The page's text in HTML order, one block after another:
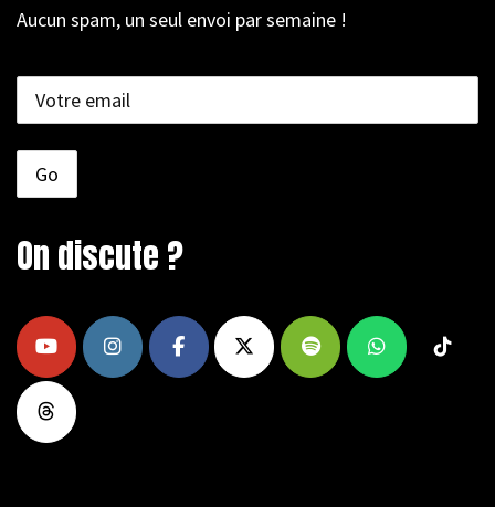
Aucun spam, un seul envoi par semaine !
On discute ?